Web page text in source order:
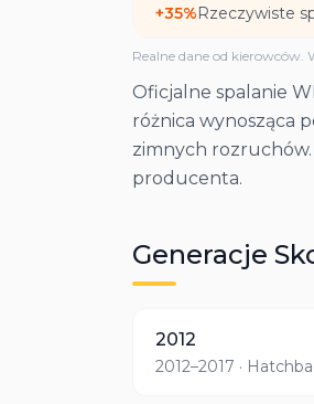
+35%Rzeczywiste
Realne dane od
Oficjalne spalanie
różnica wynosząca
zimnych
producenta.
Generacje
2012
2012–2017 ·